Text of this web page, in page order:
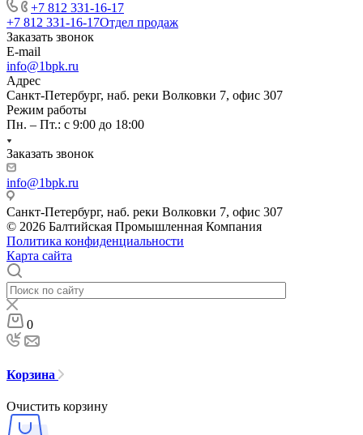
+7 812 331-16-17
+7 812 331-16-17Отдел продаж
Заказать звонок
E-mail
info@1bpk.ru
Адрес
Санкт-Петербург, наб. реки Волковки 7, офис 307
Режим работы
Пн. – Пт.: с 9:00 до 18:00
Заказать звонок
info@1bpk.ru
Санкт-Петербург, наб. реки Волковки 7, офис 307
© 2026 Балтийская Промышленная Компания
Политика конфиденциальности
Карта сайта
0
Корзина
Очистить корзину